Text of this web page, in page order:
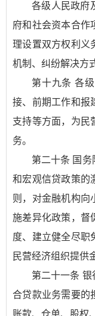
各级人民政府
府和社会资本合作
理设置双方权利义
机制、纠纷解决方
第十九条 各
接、前期工作和报
支持等方面，为民
务。
第二十条 国
和宏观信贷政策的
则，对金融机构向
施差异化政策，督
度、建立健全尽职
民营经济组织提供
第二十一条
合贷款业务需要的